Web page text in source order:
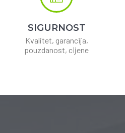
SIGURNOST
Kvalitet, garancija,
pouzdanost, cijene